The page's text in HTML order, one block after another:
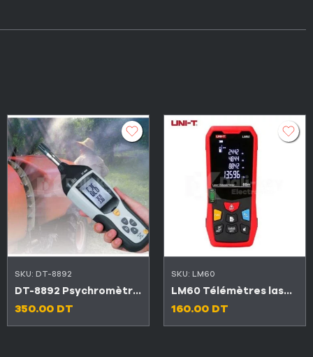
SKU: DT-8892
DT-8892 Psychromètre Hygro-Thermomètre
350.00 DT
SKU: LM60
LM60 Télémètres laser professionnels 60 mètres avec niveaux à bulle
160.00 DT